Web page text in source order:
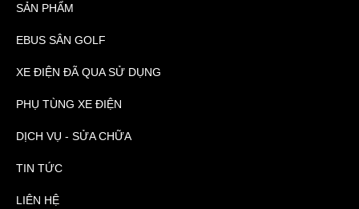
SẢN PHẨM
EBUS SÂN GOLF
XE ĐIỆN ĐÃ QUA SỬ DỤNG
PHỤ TÙNG XE ĐIỆN
DỊCH VỤ - SỬA CHỮA
TIN TỨC
LIÊN HỆ